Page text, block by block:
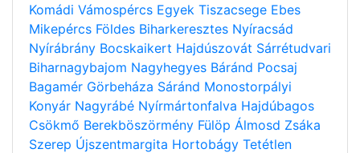
Komádi Vámospércs Egyek Tiszacsege Ebes
Mikepércs Földes Biharkeresztes Nyíracsád
Nyírábrány Bocskaikert Hajdúszovát Sárrétudvari
Biharnagybajom Nagyhegyes Báránd Pocsaj
Bagamér Görbeháza Sáránd Monostorpályi
Konyár Nagyrábé Nyírmártonfalva Hajdúbagos
Csökmő Berekböszörmény Fülöp Álmosd Zsáka
Szerep Újszentmargita Hortobágy Tetétlen